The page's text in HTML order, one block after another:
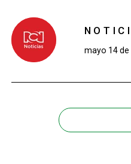
mayo 14 de